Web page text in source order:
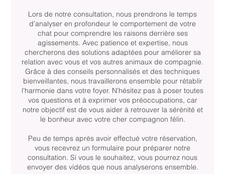
Lors de notre consultation, nous prendrons le temps
d'analyser en profondeur le comportement de votre
chat pour comprendre les raisons derrière ses
agissements. Avec patience et expertise, nous
chercherons des solutions adaptées pour améliorer sa
relation avec vous et vos autres animaux de compagnie.
Grâce à des conseils personnalisés et des techniques
bienveillantes, nous travaillerons ensemble pour rétablir
l'harmonie dans votre foyer. N'hésitez pas à poser toutes
vos questions et à exprimer vos préoccupations, car
notre objectif est de vous aider à retrouver la sérénité et
le bonheur avec votre cher compagnon félin.
Peu de temps après avoir effectué votre réservation,
vous recevrez un formulaire pour préparer notre
consultation. Si vous le souhaitez, vous pourrez nous
envoyer des vidéos que nous analyserons ensemble.